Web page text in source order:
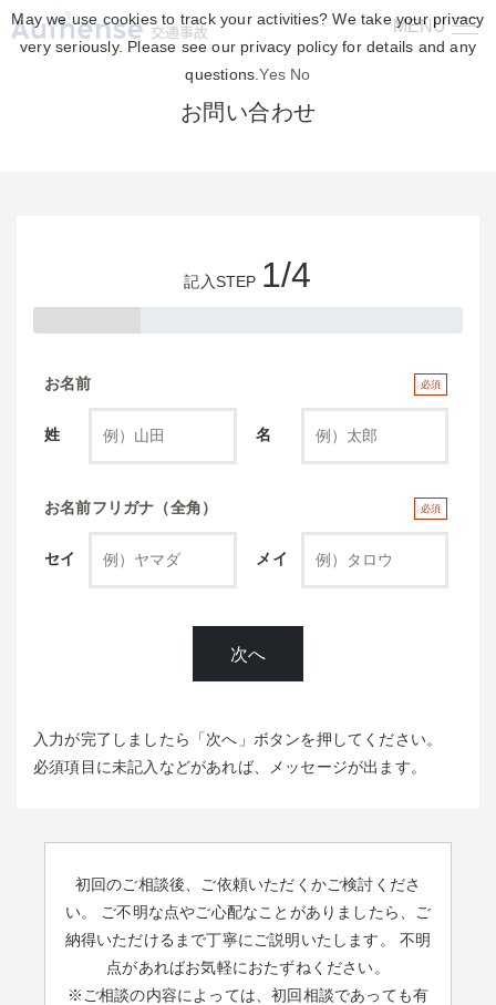
MENU
交通事故
お問い合わせ
記入STEP 1/4
お名前 必須
姓 名
お名前フリガナ（全角） 必須
セイ メイ
次へ
入力が完了しましたら「次へ」ボタンを押してください。
必須項目に未記入などがあれば、メッセージが出ます。
初回のご相談後、ご依頼いただくかご検討くださ
い。
ご不明な点やご心配なことがありましたら、ご
納得いただけるまで丁寧にご説明いたします。
不明
点があればお気軽におたずねください。
※ご相談の内容によっては、初回相談であっても有
May we use cookies to track your activities? We take your privacy
very seriously. Please see our privacy policy for details and any
questions.Yes No